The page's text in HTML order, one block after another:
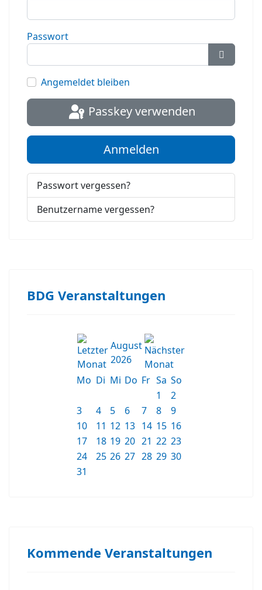
Passwort
Angemeldet bleiben
Passkey verwenden
Anmelden
Passwort vergessen?
Benutzername vergessen?
BDG Veranstaltungen
August
2026
Mo Di Mi Do Fr Sa So
1
2
3
4 5 6 7 8
9
10
11 12 13 14 15 16
17
18 19 20 21 22 23
24
25 26 27 28 29 30
31
Kommende Veranstaltungen